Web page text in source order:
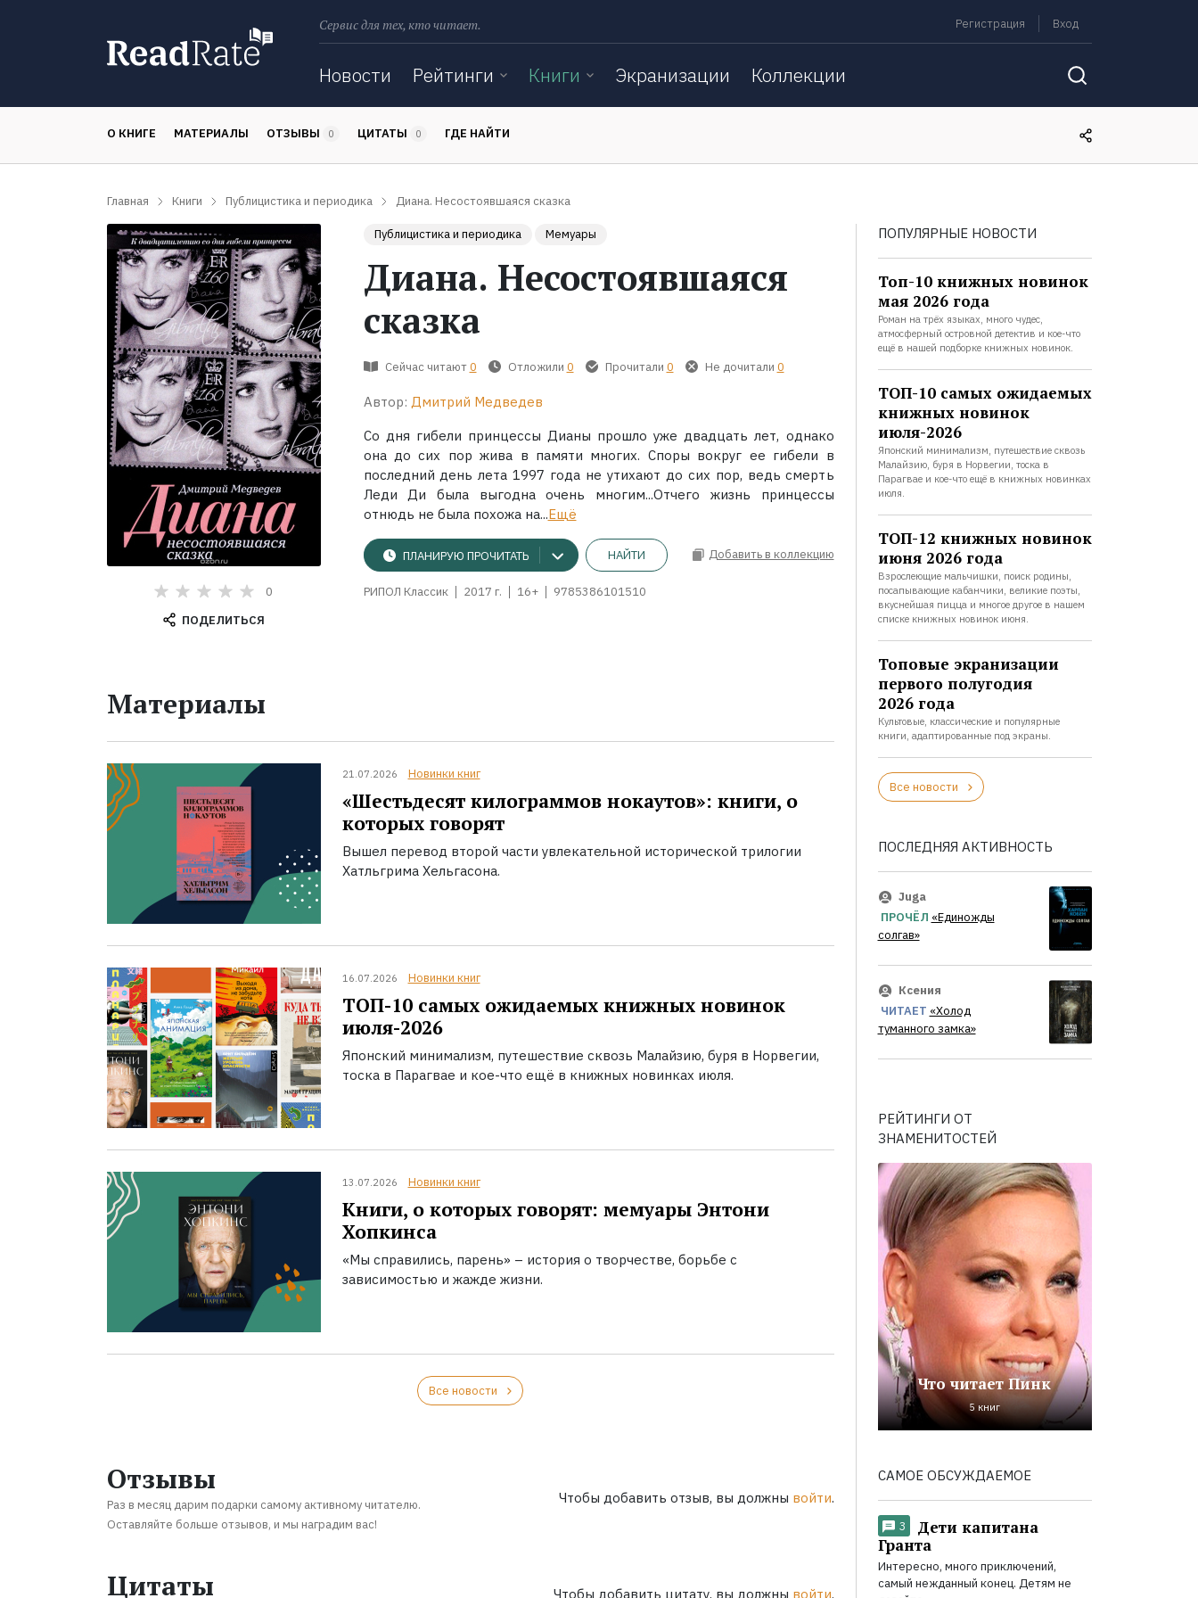
Сервис для тех, кто читает. Регистрация Вход
Новости Рейтинги Книги Экранизации Коллекции
О КНИГЕ МАТЕРИАЛЫ ОТЗЫВЫ 0 ЦИТАТЫ 0 ГДЕ НАЙТИ
Главная Книги Публицистика и периодика Диана. Несостоявшаяся сказка
0
ПОДЕЛИТЬСЯ
Публицистика и периодика Мемуары
Диана. Несостоявшаяся
сказка
Сейчас читают 0 Отложили 0 Прочитали 0 Не дочитали 0
Автор: Дмитрий Медведев
Со дня гибели принцессы Дианы прошло уже двадцать лет, однако
она до сих пор жива в памяти многих. Споры вокруг ее гибели в
последний день лета 1997 года не утихают до сих пор, ведь смерть
Леди Ди была выгодна очень многим...Отчего жизнь принцессы
отнюдь не была похожа на...Ещё
ПЛАНИРУЮ ПРОЧИТАТЬ НАЙТИ Добавить в коллекцию
РИПОЛ Классик 2017 г. 16+ 9785386101510
Материалы
21.07.2026 Новинки книг
«Шестьдесят килограммов нокаутов»: книги, о
которых говорят
Вышел перевод второй части увлекательной исторической трилогии
Хатльгрима Хельгасона.
16.07.2026 Новинки книг
ТОП-10 самых ожидаемых книжных новинок
июля-2026
Японский минимализм, путешествие сквозь Малайзию, буря в Норвегии,
тоска в Парагвае и кое-что ещё в книжных новинках июля.
13.07.2026 Новинки книг
Книги, о которых говорят: мемуары Энтони
Хопкинса
«Мы справились, парень» – история о творчестве, борьбе с
зависимостью и жажде жизни.
Все новости
Отзывы
Раз в месяц дарим подарки самому активному читателю.
Оставляйте больше отзывов, и мы наградим вас!
Чтобы добавить отзыв, вы должны войти.
Цитаты Чтобы добавить цитату, вы должны войти.
ПОПУЛЯРНЫЕ НОВОСТИ
Топ-10 книжных новинок
мая 2026 года
Роман на трёх языках, много чудес,
атмосферный островной детектив и кое-что
ещё в нашей подборке книжных новинок.
ТОП-10 самых ожидаемых
книжных новинок
июля-2026
Японский минимализм, путешествие сквозь
Малайзию, буря в Норвегии, тоска в
Парагвае и кое-что ещё в книжных новинках
июля.
ТОП-12 книжных новинок
июня 2026 года
Взрослеющие мальчишки, поиск родины,
посапывающие кабанчики, великие поэты,
вкуснейшая пицца и многое другое в нашем
списке книжных новинок июня.
Топовые экранизации
первого полугодия
2026 года
Культовые, классические и популярные
книги, адаптированные под экраны.
Все новости
ПОСЛЕДНЯЯ АКТИВНОСТЬ
Juga
ПРОЧЁЛ «Единожды
солгав»
Ксения
ЧИТАЕТ «Холод
туманного замка»
РЕЙТИНГИ ОТ
ЗНАМЕНИТОСТЕЙ
Что читает Пинк
5 книг
САМОЕ ОБСУЖДАЕМОЕ
3
Дети капитана
Гранта
Интересно, много приключений,
самый нежданный конец. Детям не